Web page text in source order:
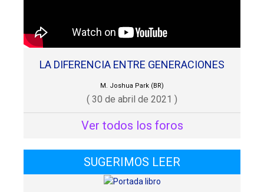
LA DIFERENCIA ENTRE GENERACIONES
M. Joshua Park (BR)
( 30 de abril de 2021 )
Ver todos los foros
SUGERIMOS LEER